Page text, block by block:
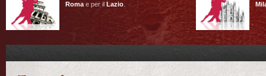
Roma e per il Lazio